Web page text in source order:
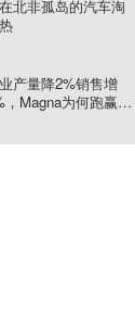
北非孤岛的汽车淘
产量降2%销售增
，Magna为何跑赢产